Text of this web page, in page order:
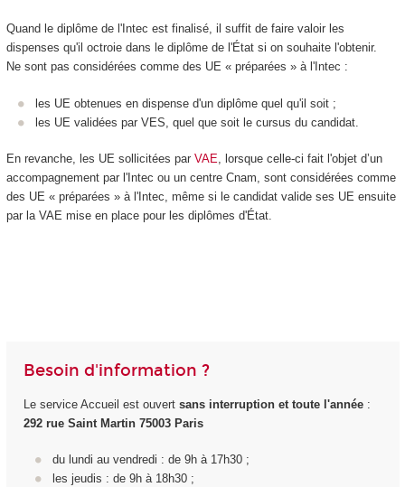
Quand le diplôme de l'Intec est finalisé, il suffit de faire valoir les
dispenses qu'il octroie dans le diplôme de l'État si on souhaite l'obtenir.
Ne sont pas considérées comme des UE « préparées » à l'Intec :
les UE obtenues en dispense d'un diplôme quel qu'il soit ;
les UE validées par VES, quel que soit le cursus du candidat.
En revanche, les UE sollicitées par VAE, lorsque celle-ci fait l'objet d’un
accompagnement par l'Intec ou un centre Cnam, sont considérées comme
des UE « préparées » à l'Intec, même si le candidat valide ses UE ensuite
par la VAE mise en place pour les diplômes d'État.
Besoin d'information ?
Le service Accueil est ouvert sans interruption et toute l'année:
292 rue Saint Martin 75003 Paris
du lundi au vendredi : de 9h à 17h30 ;
les jeudis : de 9h à 18h30 ;